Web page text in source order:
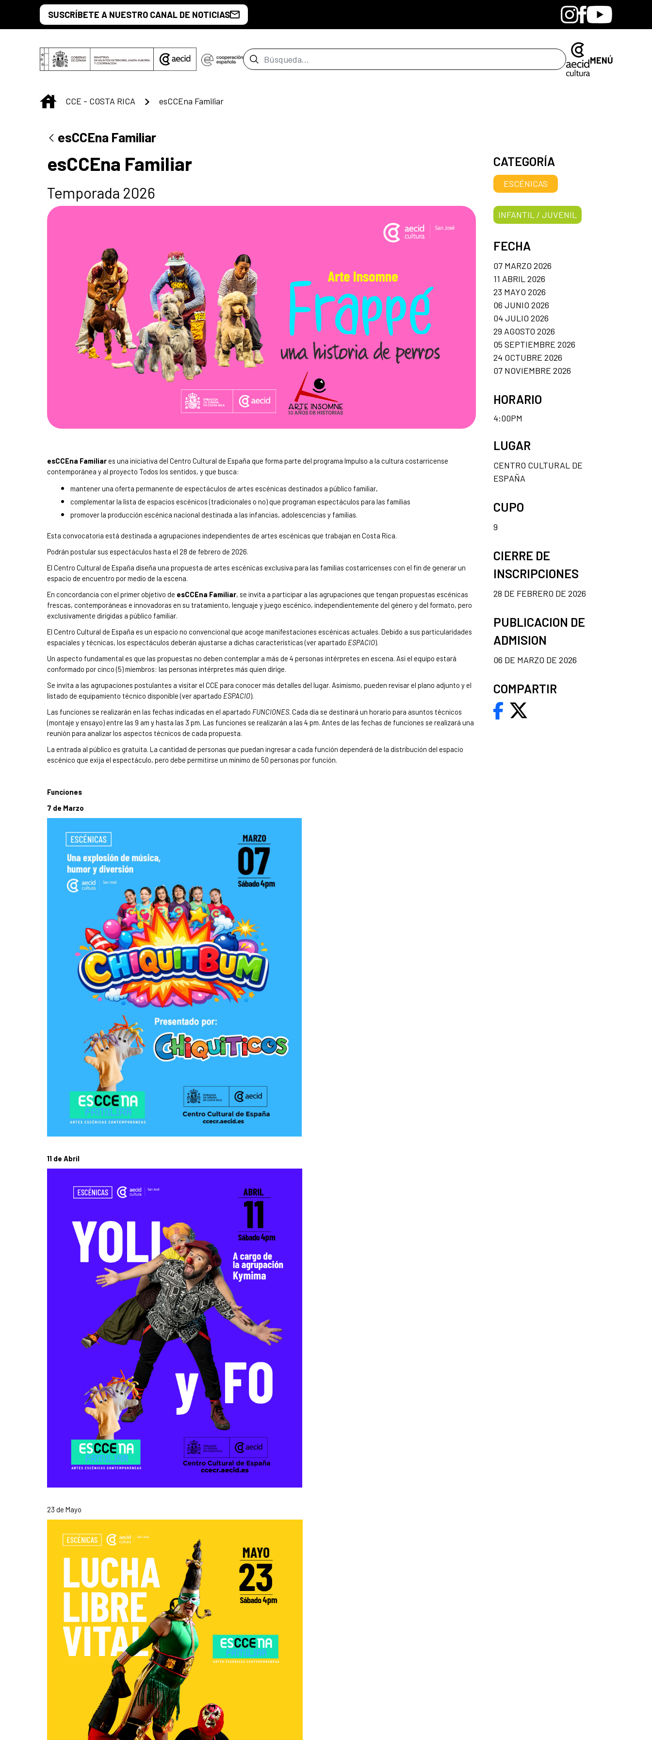
Saltar al contenido principal
SUSCRÍBETE A NUESTRO CANAL DE NOTICIAS BandcampInstagram
Facebook
Youtube
Barra de búsqueda MENÚ
INICIO
CCE - COSTA RICA esCCEna Familiar
esCCEna Familiar
esCCEna Familiar
Temporada 2026
esCCEna Familiares una iniciativa del Centro Cultural de España que forma parte del programa Impulso a la cultura costarricense
contemporánea y al proyecto Todos los sentidos, y que busca:
mantener una oferta permanente de espectáculos de artes escénicas destinados a público familiar,
complementar la lista de espacios escénicos (tradicionales o no) que programan espectáculos para las familias
promover la producción escénica nacional destinada a las infancias, adolescencias y familias.
Esta convocatoria está destinada a agrupaciones independientes de artes escénicas que trabajan en Costa Rica.
Podrán postular sus espectáculos hasta el 28 de febrero de 2026.
El Centro Cultural de España diseña una propuesta de artes escénicas exclusiva para las familias costarricenses con el fin de generar un
espacio de encuentro por medio de la escena.
En concordancia con el primer objetivo de esCCEna Familiar, se invita a participar a las agrupaciones que tengan propuestas escénicas
frescas, contemporáneas e innovadoras en su tratamiento, lenguaje y juego escénico, independientemente del género y del formato, pero
exclusivamente dirigidas a público familiar.
El Centro Cultural de España es un espacio no convencional que acoge manifestaciones escénicas actuales. Debido a sus particularidades
espaciales y técnicas, los espectáculos deberán ajustarse a dichas características (ver apartado ESPACIO).
Un aspecto fundamental es que las propuestas no deben contemplar a más de 4 personas intérpretes en escena. Así el equipo estará
conformado por cinco (5) miembros: las personas intérpretes más quien dirige.
Se invita a las agrupaciones postulantes a visitar el CCE para conocer más detalles del lugar. Asimismo, pueden revisar el plano adjunto y el
listado de equipamiento técnico disponible (ver apartado ESPACIO).
Las funciones se realizarán en las fechas indicadas en el apartado FUNCIONES. Cada día se destinará un horario para asuntos técnicos
(montaje y ensayo) entre las 9 am y hasta las 3 pm. Las funciones se realizarán a las 4 pm. Antes de las fechas de funciones se realizará una
reunión para analizar los aspectos técnicos de cada propuesta.
La entrada al público es gratuita. La cantidad de personas que puedan ingresar a cada función dependerá de la distribución del espacio
escénico que exija el espectáculo, pero debe permitirse un mínimo de 50 personas por función.
Funciones
7 de Marzo
11 de Abril
23 de Mayo
CATEGORÍA
ESCÉNICAS
INFANTIL / JUVENIL
FECHA
07 MARZO 2026
11 ABRIL 2026
23 MAYO 2026
06 JUNIO 2026
04 JULIO 2026
29 AGOSTO 2026
05 SEPTIEMBRE 2026
24 OCTUBRE 2026
07 NOVIEMBRE 2026
HORARIO
4:00PM
LUGAR
CENTRO CULTURAL DE
ESPAÑA
CUPO
9
CIERRE DE
INSCRIPCIONES
28 DE FEBRERO DE 2026
PUBLICACION DE
ADMISION
06 DE MARZO DE 2026
COMPARTIR